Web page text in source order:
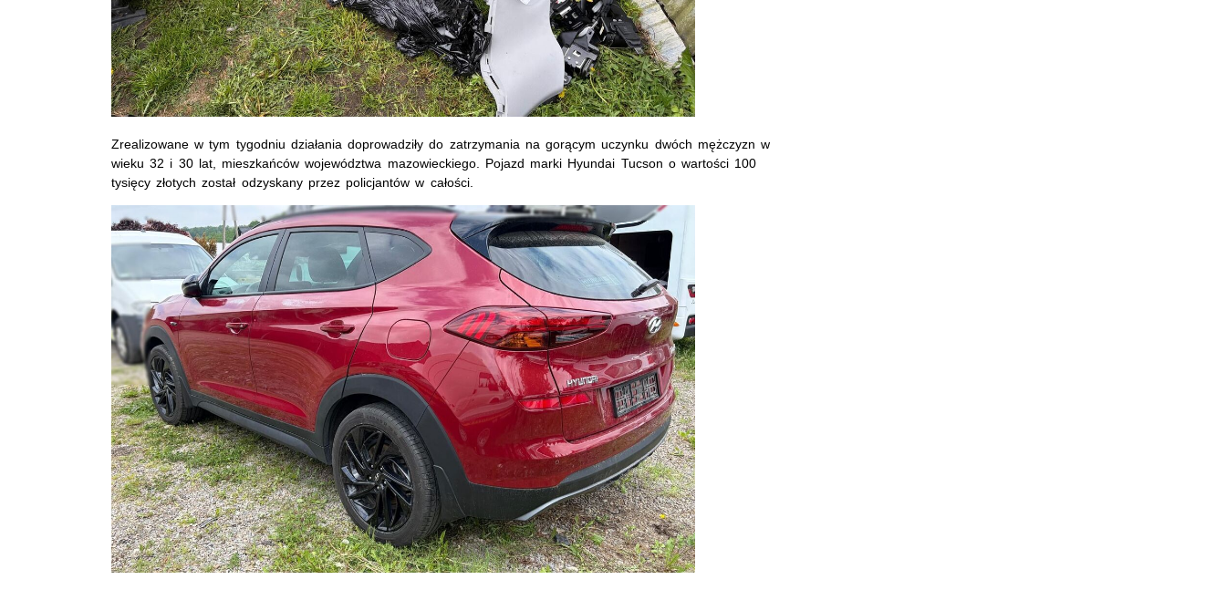
Zrealizowane w tym tygodniu działania doprowadziły do zatrzymania na gorącym uczynku dwóch mężczyzn w
wieku 32 i 30 lat, mieszkańców województwa mazowieckiego. Pojazd marki Hyundai Tucson o wartości 100
tysięcy złotych został odzyskany przez policjantów w całości.